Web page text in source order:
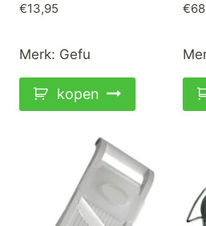
€13,95
Merk: Gefu
kopen
€